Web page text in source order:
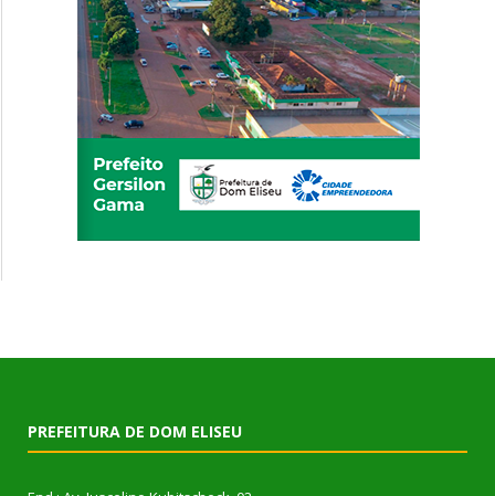
PREFEITURA DE DOM ELISEU